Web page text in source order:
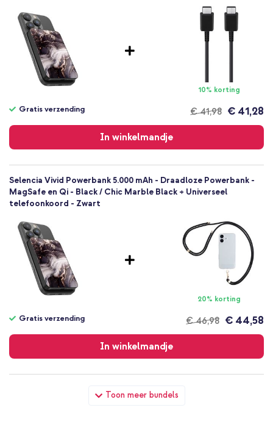
Selencia
Meerkleurig
Aluminium
135
koptelefoon, E-reader, Smartphone, Smartwatch, Draadloze
oortjes
Powerbanks
Toon meer bundels
10% korting
€ 41,98
Gratis verzending € 41,28
In winkelmandje
verzending
Selencia Vivid Powerbank 5.000 mAh - Draadloze Powerbank -
MagSafe en Qi - Black / Chic Marble Black + Universeel
telefoonkoord - Zwart
20% korting
€ 46,98
Gratis verzending € 44,58
In winkelmandje
verzending
Selencia Vivid Powerbank 5.000 mAh - Draadloze Powerbank -
MagSafe en Qi - Black / Chic Marble Black + MagSafe zuignap